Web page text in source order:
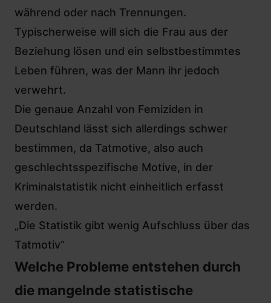
während oder nach Trennungen.
Typischerweise will sich die Frau aus der
Beziehung lösen und ein selbstbestimmtes
Leben führen, was der Mann ihr jedoch
verwehrt.
Die genaue Anzahl von Femiziden in
Deutschland lässt sich allerdings schwer
bestimmen, da Tatmotive, also auch
geschlechtsspezifische Motive, in der
Kriminalstatistik nicht einheitlich erfasst
werden.
„Die Statistik gibt wenig Aufschluss über das
Tatmotiv“
Welche Probleme entstehen durch
die mangelnde statistische